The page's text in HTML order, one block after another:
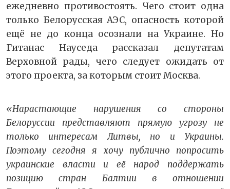
ежедневно противостоять. Чего стоит одна
только Белорусская АЭС, опасность которой
ещё не до конца осознали на Украине. Но
Гитанас Науседа рассказал депутатам
Верховной рады, чего следует ожидать от
этого проекта, за которым стоит Москва.
«Нарастающие нарушения со стороны
Белоруссии представляют прямую угрозу не
только интересам Литвы, но и Украины.
Поэтому сегодня я хочу публично попросить
украинские власти и её народ поддержать
позицию стран Балтии в отношении